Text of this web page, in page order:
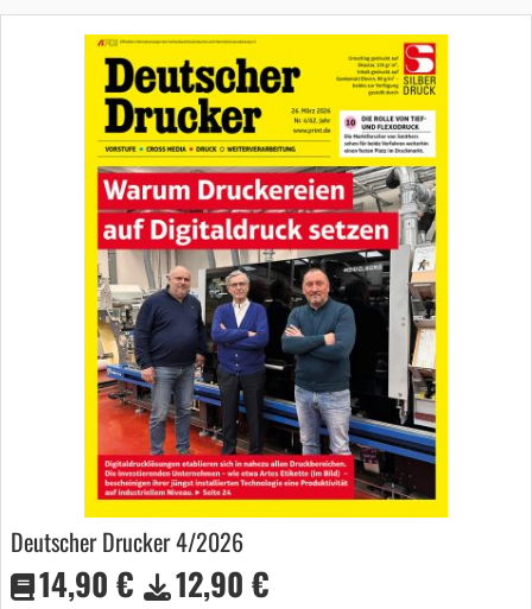
Deutscher Drucker 4/2026
14,90 € 12,90 €